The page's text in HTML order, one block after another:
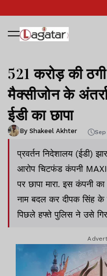
521 करोड़ की
मैक्सीजोन के
ईडी का छापा
By Shakeel Akhter Sep
प्रवर्तन निदेशालय (ईडी)
आरोप चिटफंड कंपनी
पर छापा मारा. इस कंपनी
नाम बदल कर दीपक सिंह के
पिछले हफ्ते पुलिस ने उसे
फर्जी आधार कार्ड, चेक बुक,
आदि जब्त किये गये हैं.